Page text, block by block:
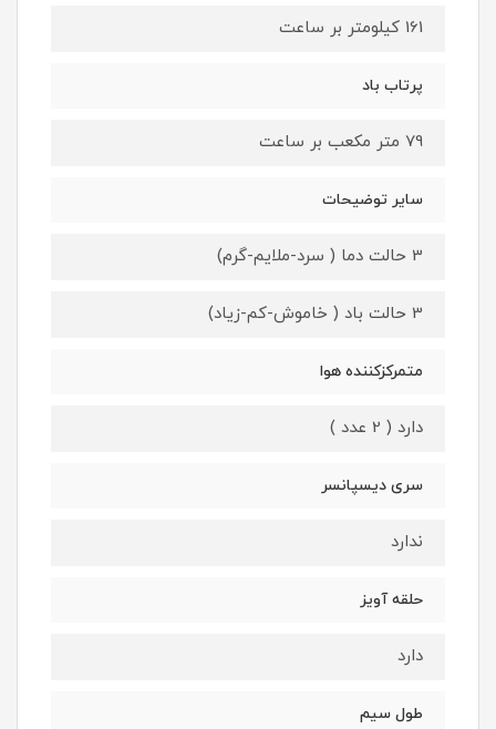
161 کیلومتر بر ساعت
پرتاب باد
79 متر مکعب بر ساعت
سایر توضیحات
3 حالت دما ( سرد-ملایم-گرم)
3 حالت باد ( خاموش-کم-زیاد)
متمرکزکننده هوا
دارد ( 2 عدد )
سری دیسپانسر
ندارد
حلقه آویز
دارد
طول سیم